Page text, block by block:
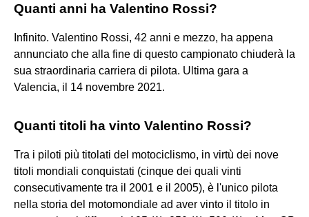
Quanti anni ha Valentino Rossi?
Infinito. Valentino Rossi, 42 anni e mezzo, ha appena
annunciato che alla fine di questo campionato chiuderà la
sua straordinaria carriera di pilota. Ultima gara a
Valencia, il 14 novembre 2021.
Quanti titoli ha vinto Valentino Rossi?
Tra i piloti più titolati del motociclismo, in virtù dei nove
titoli mondiali conquistati (cinque dei quali vinti
consecutivamente tra il 2001 e il 2005), è l'unico pilota
nella storia del motomondiale ad aver vinto il titolo in